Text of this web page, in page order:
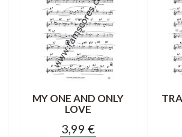
MY ONE AND ONLY
LOVE
3,99 €